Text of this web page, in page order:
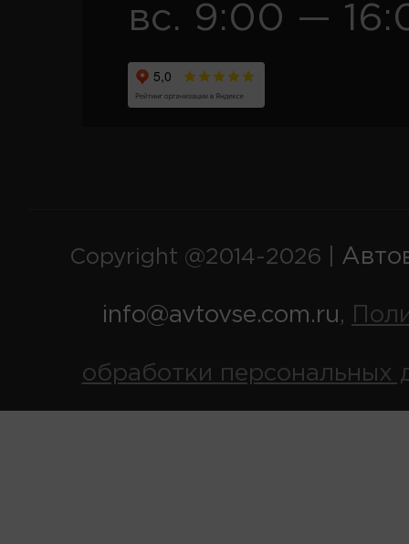
вс. 9:00 —
Copyright @2014-2026 |
info@avtovse.com.ru,
обработки персональных